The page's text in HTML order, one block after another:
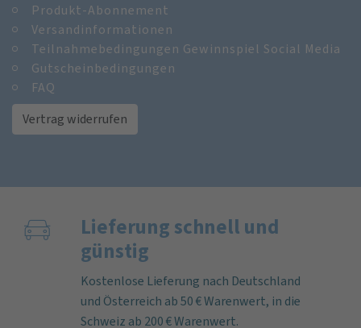
Produkt-Abonnement
Versandinformationen
Teilnahmebedingungen Gewinnspiel Social Media
Gutscheinbedingungen
FAQ
Vertrag widerrufen
Lieferung schnell und
günstig
Kostenlose Lieferung nach Deutschland
und Österreich ab 50 € Warenwert, in die
Schweiz ab 200 € Warenwert.